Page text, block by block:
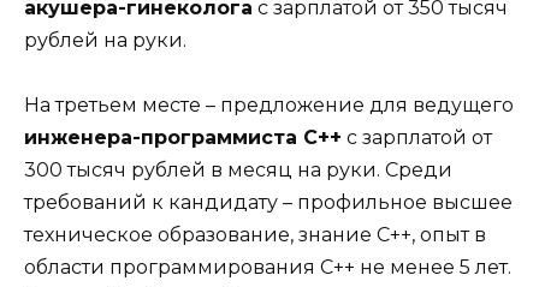
акушера-гинеколога с зарплатой от 350 тысяч
рублей на руки.
На третьем месте – предложение для ведущего
инженера-программиста С++ с зарплатой от
300 тысяч рублей в месяц на руки. Среди
требований к кандидату – профильное высшее
техническое образование, знание С++, опыт в
области программирования С++ не менее 5 лет.